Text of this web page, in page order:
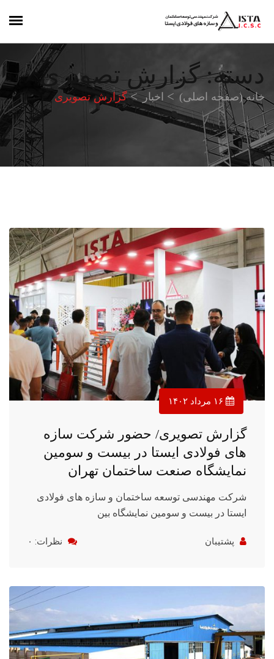
دسته:گزارش تصویری
خانه (صفحه اصلی) اخبار گزارش تصویری
گزارش تصویری/ حضور شرکت سازه
های فولادی ایستا در بیست و سومین
نمایشگاه صنعت ساختمان تهران
شرکت مهندسی توسعه ساختمان و سازه های فولادی
ایستا در بیست و سومین نمایشگاه بین
پشتیبان نظرات: ۰